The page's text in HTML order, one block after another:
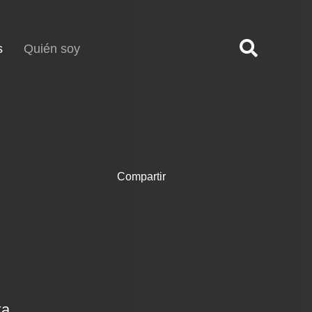
(current)Quién soy
Compartir